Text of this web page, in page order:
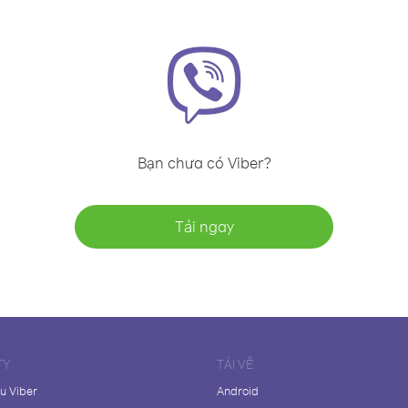
Bạn chưa có Viber?
Tải ngay
Viber
TẢI VỀ
Android